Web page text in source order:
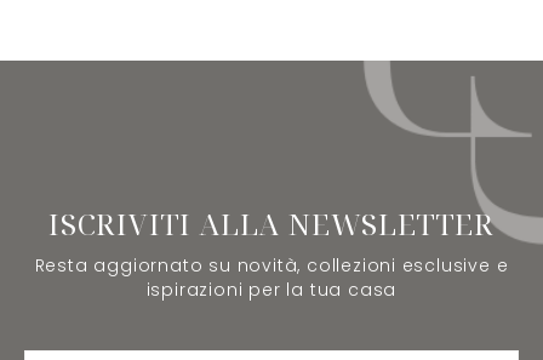
ISCRIVITI ALLA NEWSLETTER
Resta aggiornato su novità, collezioni esclusive e
ispirazioni per la tua casa